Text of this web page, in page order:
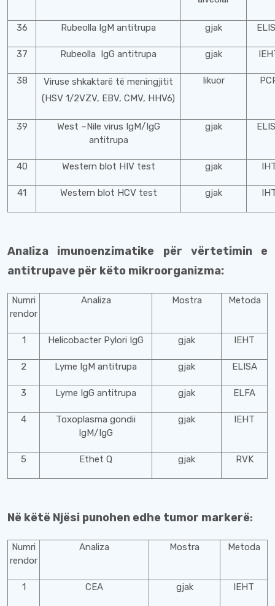
36 Rubeolla IgM antitrupa gjak
37 Rubeolla IgG antitrupa gjak
38
Viruse shkaktarë të meningjitit
(HSV 1/2VZV, EBV, CMV, HHV6)
likuor
39
West –Nile virus IgM/IgG
antitrupa
gjak
40 Western blot HIV test gjak
41 Western blot HCV test gjak
Analiza imunoenzimatike për vërtetimin e
antitrupave për këto mikroorganizma:
Numri
rendor
Analiza Mostra Metoda
1 Helicobacter Pylori IgG gjak IEHT
2 Lyme IgM antitrupa gjak ELISA
3 Lyme IgG antitrupa gjak ELFA
4
Toxoplasma gondii
IgM/IgG
gjak IEHT
5 Ethet Q gjak RVK
Në këtë Njësi punohen edhe tumor markerë:
Numri
rendor
Analiza Mostra Metoda
1 CEA gjak IEHT